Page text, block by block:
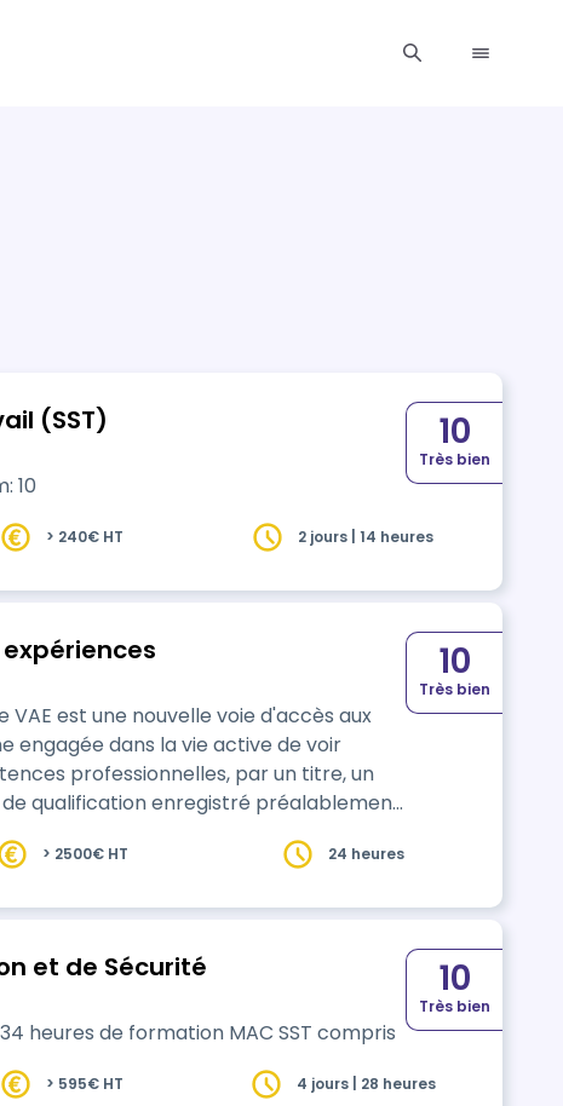
(SST)
10
10
Très bien
> 240€ HT 2 jours | 14 heures
VAE est une nouvelle voie d'accès aux
dans la vie active de voir
professionnelles, par un titre, un
qualification enregistré préalablement
les stagiaires
10
Très bien
> 2500€ HT 24 heures
et de Sécurité
heures de formation MAC SST compris
10
Très bien
> 595€ HT 4 jours | 28 heures